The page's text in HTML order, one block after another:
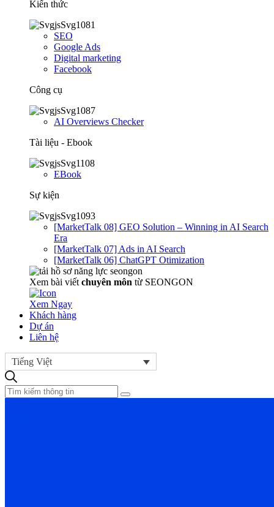
Kiến thức
SEO
Google Ads
Digital marketing
Facebook
Công cụ
AI Overviews Checker
Tài liệu - Ebook
EBook
Sự kiện
[MarketTalk 08] GEO Solution – Winning in AI Search
Era
[MarketTalk 07] Ads in AI Search
[MarketTalk 06] ChatGPT Otimization
Xem bài viết chuyên môn từ SEONGON
Xem Ngay
Khách hàng
Dự án
Liên hệ
Tiếng Việt